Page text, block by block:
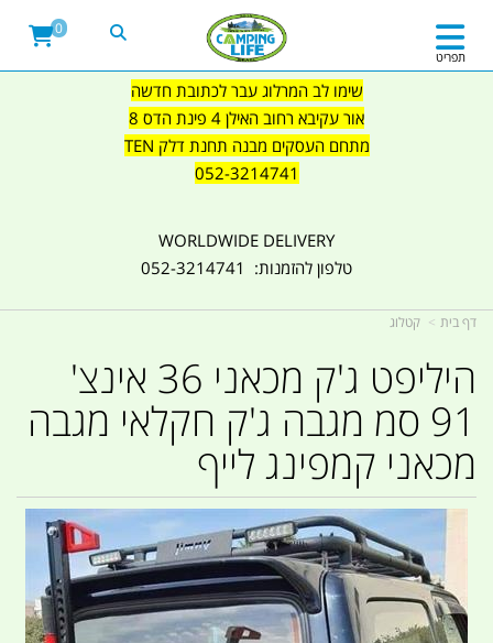
שימו לב המרלוג עבר לכתובת חדשה
אור עקיבא רחוב האילן 4 פינת הדס 8
מתחם העסקים מבנה תחנת דלק TEN
052-3214741
WORLDWIDE DELIVERY
טלפון להזמנות: 052-3214741
תפריט
0
דף בית קטלוג
היליפט ג'ק מכאני 36 אינצ'
91 סמ מגבה ג'ק חקלאי מגבה
מכאני קמפינג לייף